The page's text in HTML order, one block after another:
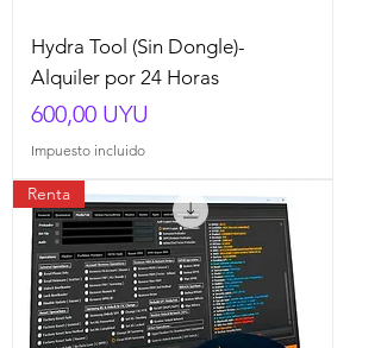
Hydra Tool (Sin Dongle)-
Alquiler por 24 Horas
Precio
600,00 UYU
Impuesto incluido
Renta